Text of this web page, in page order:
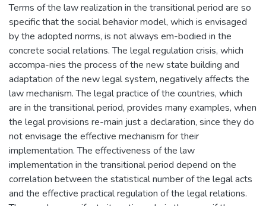
Terms of the law realization in the transitional period are so
specific that the social behavior model, which is envisaged
by the adopted norms, is not always em-bodied in the
concrete social relations. The legal regulation crisis, which
accompa-nies the process of the new state building and
adaptation of the new legal system, negatively affects the
law mechanism. The legal practice of the countries, which
are in the transitional period, provides many examples, when
the legal provisions re-main just a declaration, since they do
not envisage the effective mechanism for their
implementation. The effectiveness of the law
implementation in the transitional period depend on the
correlation between the statistical number of the legal acts
and the effective practical regulation of the legal relations.